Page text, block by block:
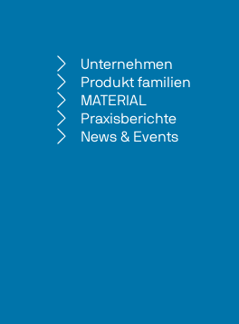
Unternehmen
Produkt familien
MATERIAL
Praxisberichte
News & Events